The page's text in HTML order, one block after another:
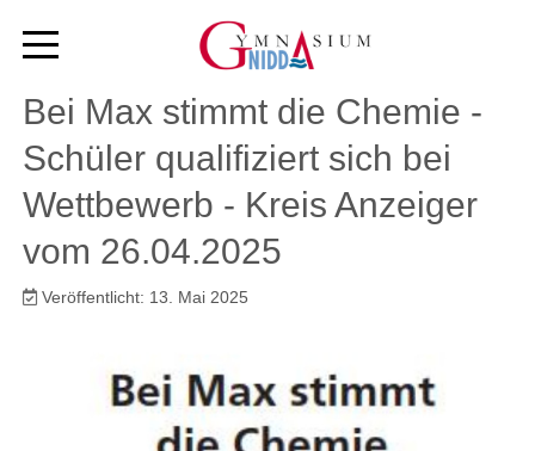
Bei Max stimmt die Chemie -
Schüler qualifiziert sich bei
Wettbewerb - Kreis Anzeiger
vom 26.04.2025
Veröffentlicht: 13. Mai 2025